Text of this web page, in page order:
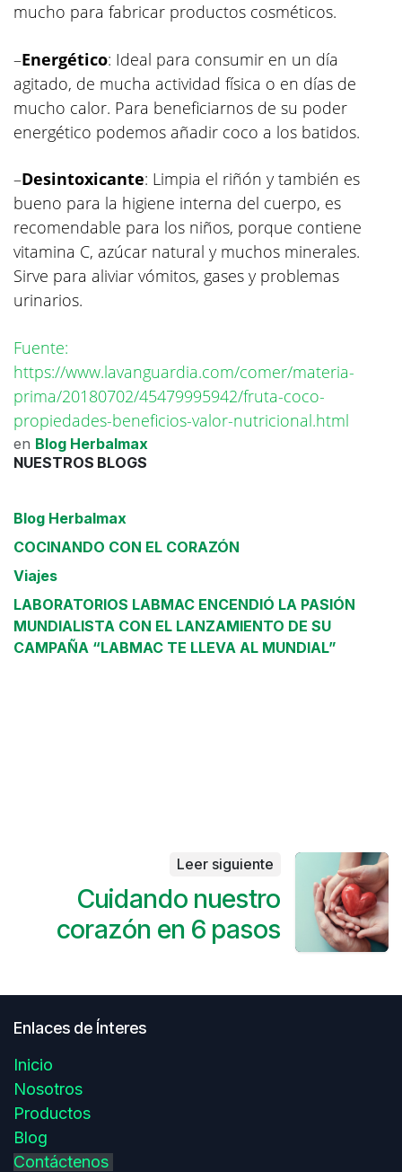
mucho para fabricar productos cosméticos.
–Energético: Ideal para consumir en un día
agitado, de mucha actividad física o en días de
mucho calor. Para beneficiarnos de su poder
energético podemos añadir coco a los batidos.
–Desintoxicante: Limpia el riñón y también es
bueno para la higiene interna del cuerpo, es
recomendable para los niños, porque contiene
vitamina C, azúcar natural y muchos minerales.
Sirve para aliviar vómitos, gases y problemas
urinarios.
Fuente:
https://www.lavanguardia.com/comer/materia-
prima/20180702/45479995942/fruta-coco-
propiedades-beneficios-valor-nutricional.html
en Blog Herbalmax
NUESTROS BLOGS
Blog Herbalmax
COCINANDO CON EL CORAZÓN
Viajes
LABORATORIOS LABMAC ENCENDIÓ LA PASIÓN
MUNDIALISTA CON EL LANZAMIENTO DE SU
CAMPAÑA “LABMAC TE LLEVA AL MUNDIAL”
Leer siguiente
Cuidando nuestro
corazón en 6 pasos
Enlaces de Ínteres
Inicio
Nosotros
Productos
Blog
Contáctenos